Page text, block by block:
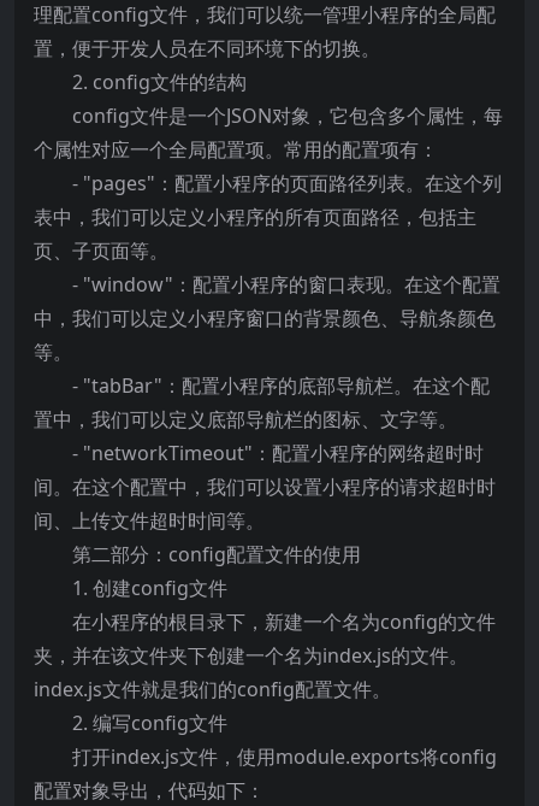
理配置config文件，我们可以统一管理小程序的全局配
置，便于开发人员在不同环境下的切换。
2. config文件的结构
config文件是一个JSON对象，它包含多个属性，每
个属性对应一个全局配置项。常用的配置项有：
- "pages"：配置小程序的页面路径列表。在这个列
表中，我们可以定义小程序的所有页面路径，包括主
页、子页面等。
- "window"：配置小程序的窗口表现。在这个配置
中，我们可以定义小程序窗口的背景颜色、导航条颜色
等。
- "tabBar"：配置小程序的底部导航栏。在这个配
置中，我们可以定义底部导航栏的图标、文字等。
- "networkTimeout"：配置小程序的网络超时时
间。在这个配置中，我们可以设置小程序的请求超时时
间、上传文件超时时间等。
第二部分：config配置文件的使用
1. 创建config文件
在小程序的根目录下，新建一个名为config的文件
夹，并在该文件夹下创建一个名为index.js的文件。
index.js文件就是我们的config配置文件。
2. 编写config文件
打开index.js文件，使用module.exports将config
配置对象导出，代码如下：